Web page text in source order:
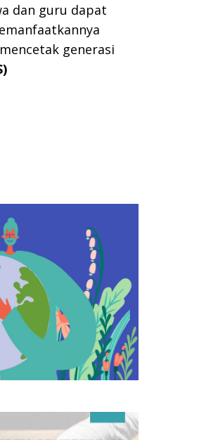
dan guru dapat
generasi